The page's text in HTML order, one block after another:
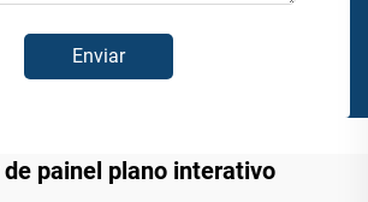
Enviar
painel plano interativo